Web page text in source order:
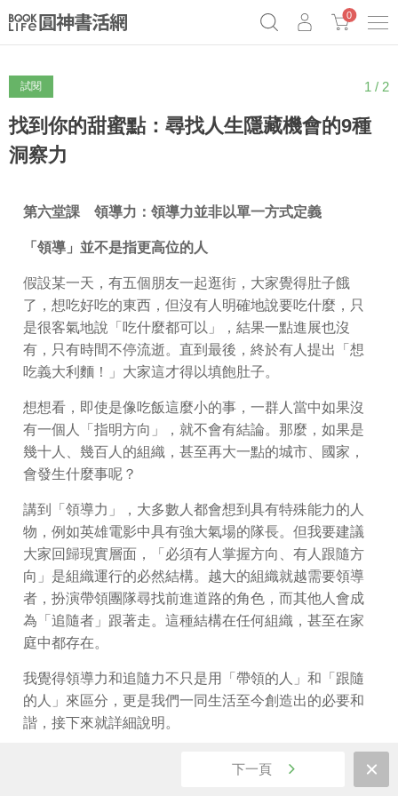
0
試閱 1 / 2
找到你的甜蜜點：尋找人生隱藏機會的9種
洞察力
第六堂課 領導力：領導力並非以單一方式定義
「領導」並不是指更高位的人
假設某一天，有五個朋友一起逛街，大家覺得肚子餓
了，想吃好吃的東西，但沒有人明確地說要吃什麼，只
是很客氣地說「吃什麼都可以」，結果一點進展也沒
有，只有時間不停流逝。直到最後，終於有人提出「想
吃義大利麵！」大家這才得以填飽肚子。
想想看，即使是像吃飯這麼小的事，一群人當中如果沒
有一個人「指明方向」，就不會有結論。那麼，如果是
幾十人、幾百人的組織，甚至再大一點的城市、國家，
會發生什麼事呢？
講到「領導力」，大多數人都會想到具有特殊能力的人
物，例如英雄電影中具有強大氣場的隊長。但我要建議
大家回歸現實層面，「必須有人掌握方向、有人跟隨方
向」是組織運行的必然結構。越大的組織就越需要領導
者，扮演帶領團隊尋找前進道路的角色，而其他人會成
為「追隨者」跟著走。這種結構在任何組織，甚至在家
庭中都存在。
我覺得領導力和追隨力不只是用「帶領的人」和「跟隨
的人」來區分，更是我們一同生活至今創造出的必要和
諧，接下來就詳細說明。
並不想從這樣的設定開始，我認為應該將領導力視為社
下一頁